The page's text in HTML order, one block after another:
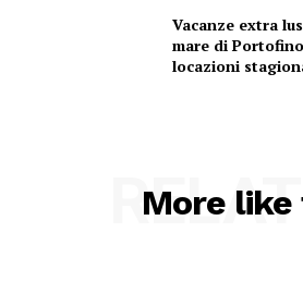
Vacanze extra
mare di
locazioni
More like